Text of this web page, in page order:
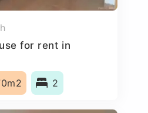
for rent in
2